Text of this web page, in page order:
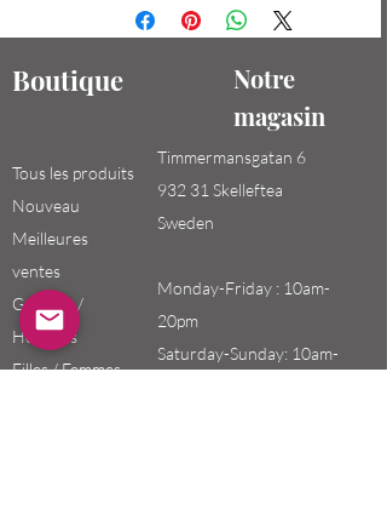
Boutique
Notre
magasin
Tous les produits
Nouveau
Meilleures
ventes
Garçons /
Hommes
Filles / Femmes
Timmermansgatan 6
932 31 Skelleftea
Sweden
Monday-Friday : 10am-
20pm
Saturday-Sunday: 10am-